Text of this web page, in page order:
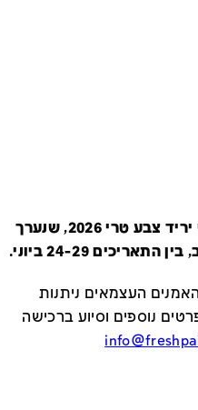
קטלוג זה מציג את כל משתתפי יריד צבע טרי 2026, שנערך
24-29 ביוני.
העצמאים ניתנות
נוספים וסיוע ברכישה